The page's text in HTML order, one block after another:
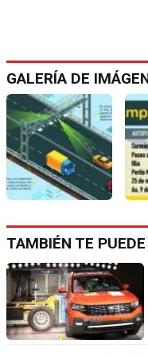
GALERÍA DE
TAMBIÉN TE